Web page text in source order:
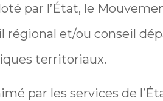
par l’État, le
régional et/ou conseil
territoriaux.
par les services de